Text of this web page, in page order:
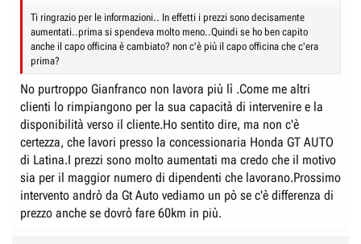
Ti ringrazio per le informazioni.. In effetti i prezzi sono decisamente
aumentati..prima si spendeva molto meno..Quindi se ho ben capito
anche il capo officina è cambiato? non c'è più il capo officina che c'era
prima?
No purtroppo Gianfranco non lavora più lì .Come me altri
clienti lo rimpiangono per la sua capacità di intervenire e la
disponibilità verso il cliente.Ho sentito dire, ma non c'è
certezza, che lavori presso la concessionaria Honda GT AUTO
di Latina.I prezzi sono molto aumentati ma credo che il motivo
sia per il maggior numero di dipendenti che lavorano.Prossimo
intervento andrò da Gt Auto vediamo un pò se c'è differenza di
prezzo anche se dovrò fare 60km in più.